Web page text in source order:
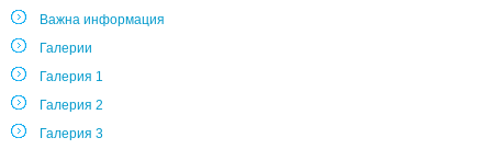
Важна информация
Галерии
Галерия 1
Галерия 2
Галерия 3